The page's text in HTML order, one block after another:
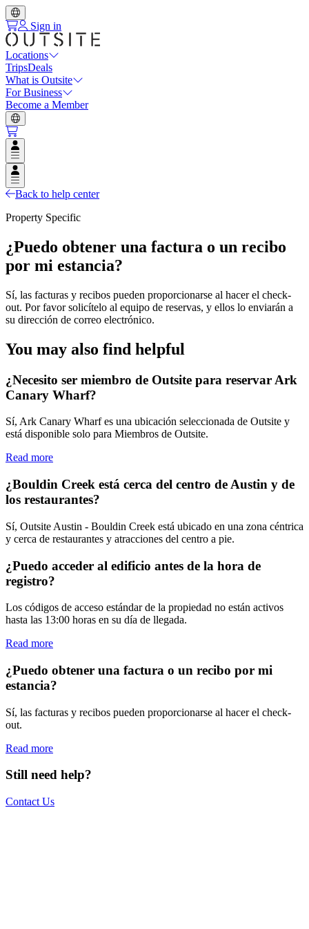
Sign in
Locations
TripsDeals
What is Outsite
For Business
Become a Member
Open user menu
Open user menu
Back to help center
Property Specific
¿Puedo obtener una factura o un recibo
por mi estancia?
Sí, las facturas y recibos pueden proporcionarse al hacer el check-
out. Por favor solicítelo al equipo de reservas, y ellos lo enviarán a
su dirección de correo electrónico.
You may also find helpful
¿Necesito ser miembro de Outsite para reservar Ark
Canary Wharf?
Sí, Ark Canary Wharf es una ubicación seleccionada de Outsite y
está disponible solo para Miembros de Outsite.
Read more
¿Bouldin Creek está cerca del centro de Austin y de
los restaurantes?
Sí, Outsite Austin - Bouldin Creek está ubicado en una zona céntrica
y cerca de restaurantes y atracciones del centro a pie.
¿Puedo acceder al edificio antes de la hora de
registro?
Los códigos de acceso estándar de la propiedad no están activos
hasta las 13:00 horas en su día de llegada.
Read more
¿Puedo obtener una factura o un recibo por mi
estancia?
Sí, las facturas y recibos pueden proporcionarse al hacer el check-
out.
Read more
Still need help?
Contact Us